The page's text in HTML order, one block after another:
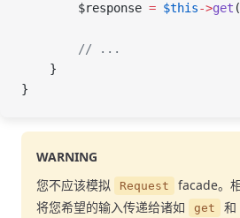
        $response
= $this->get (
        // ...
    }
}
WARNING
您不应该模拟
Request
facade。
将您希望的输入传递给诸如
get 和